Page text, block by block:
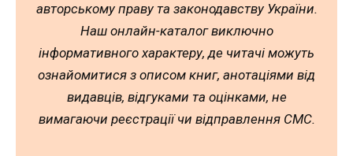
авторському праву та законодавству України.
Наш онлайн-каталог виключно
інформативного характеру, де читачі можуть
ознайомитися з описом книг, анотаціями від
видавців, відгуками та оцінками, не
вимагаючи реєстрації чи відправлення СМС.